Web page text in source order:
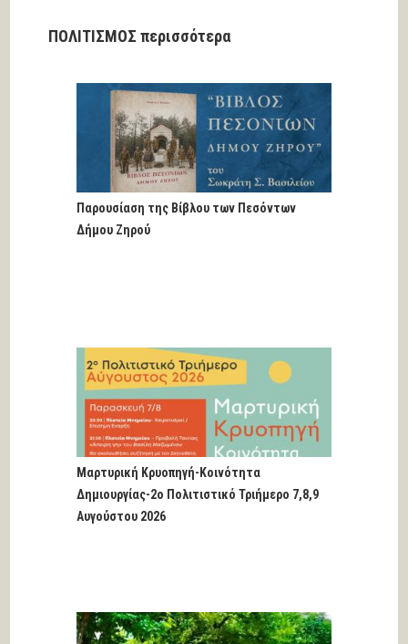
ΠΟΛΙΤΙΣΜΟΣ περισσότερα
Παρουσίαση της Βίβλου των Πεσόντων
Δήμου Ζηρού
Μαρτυρική Κρυοπηγή-Κοινότητα
Δημιουργίας-2ο Πολιτιστικό Τριήμερο 7,8,9
Αυγούστου 2026